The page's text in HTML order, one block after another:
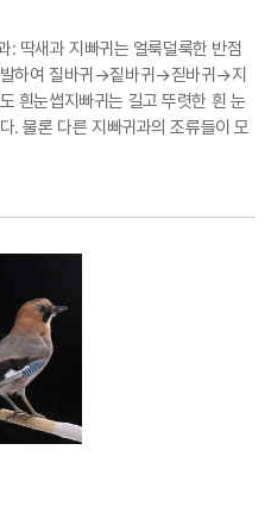
: 딱새과지빠귀는 얼룩덜룩한 반점
발하여 질바귀→짙바귀→짇바귀→지
흰눈썹지빠귀는 길고 뚜렷한 흰 눈
. 물론 다른 지빠귀과의 조류들이 모
고, 또 다른 새에 비해 눈썹선이 더
눈에 띈다. 하지만 그러한 특성 때문
청회색에 가깝고, 암컷의 경우 갈색
. 봄과 가을에 한반도를 거쳐 가는
않지만 사람을 그리 두려워하지 않
Zoothera sibirica
全身黑色，所以白色的眼眉更
和腹部?白色中?有?褐色??
，白眉地?是春季和秋季?群?往
，落???林等?林中。而且，因?